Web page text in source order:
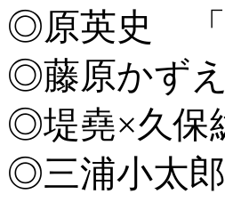
◎原英史 「
◎藤原かず
◎堤堯×久保
◎三浦小太